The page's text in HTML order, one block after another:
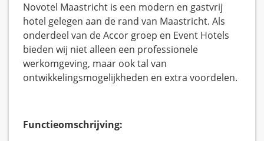
Novotel Maastricht is een modern en gastvrij
hotel gelegen aan de rand van Maastricht. Als
onderdeel van de Accor groep en Event Hotels
bieden wij niet alleen een professionele
werkomgeving, maar ook tal van
ontwikkelingsmogelijkheden en extra voordelen.
Functieomschrijving: